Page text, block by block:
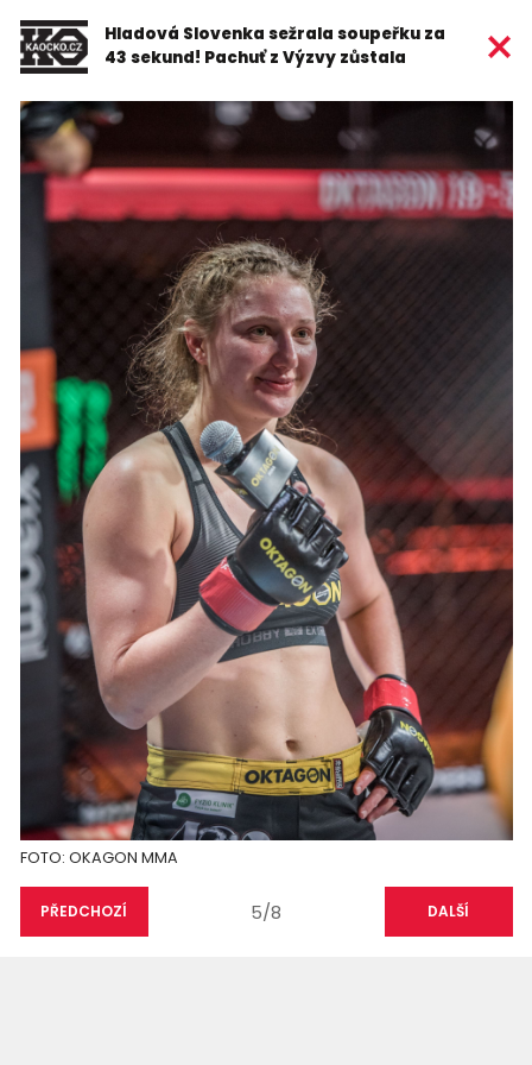
Hladová Slovenka sežrala soupeřku za
43 sekund! Pachuť z Výzvy zůstala
FOTO: OKAGON MMA
PŘEDCHOZÍ 5/8 DALŠÍ